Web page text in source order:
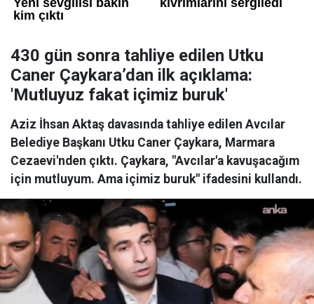
430 gün sonra tahliye edilen Utku
Caner Çaykara’dan ilk açıklama:
'Mutluyuz fakat içimiz buruk'
Aziz İhsan Aktaş davasında tahliye edilen Avcılar
Belediye Başkanı Utku Caner Çaykara, Marmara
Cezaevi'nden çıktı. Çaykara, "Avcılar'a kavuşacağım
için mutluyum. Ama içimiz buruk" ifadesini kullandı.